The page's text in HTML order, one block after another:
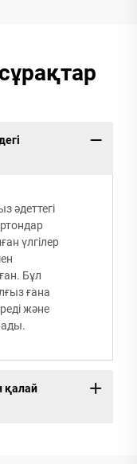
әдеттегі
үлгілер
Бұл
ғана
және
қалай